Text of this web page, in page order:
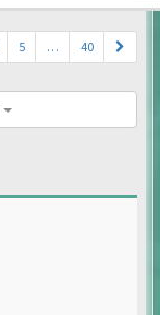
5 … 40